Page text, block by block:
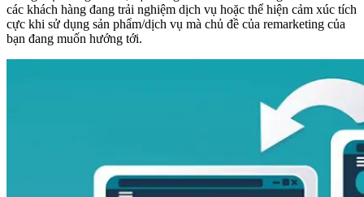
các khách hàng đang trải nghiệm dịch vụ hoặc thể hiện cảm xúc tích
cực khi sử dụng sản phẩm/dịch vụ mà chủ đề của remarketing của
bạn đang muốn hướng tới.